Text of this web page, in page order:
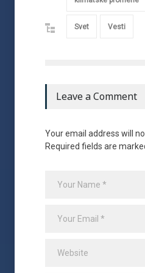
Svet Vesti
Leave a Comment
Your email address will
Required fields are